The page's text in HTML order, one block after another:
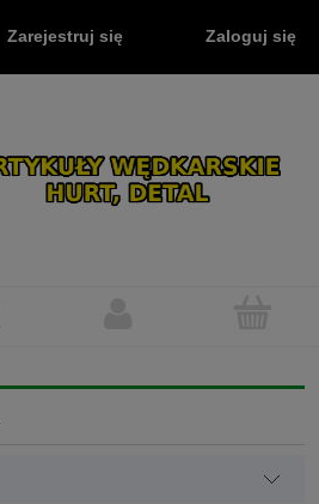
Zarejestruj się Zaloguj się